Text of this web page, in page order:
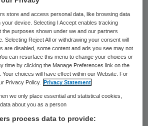
het plan om volgend jaar
op producten met veel
heeft dat besloten met
dat het ten koste zou gaan
zegt het ministerie van
store and access personal data, like browsing data
your device. Selecting I Accept enables tracking
the purposes shown under we and our partners
Selecting Reject All or withdrawing your consent will
are disabled, some content and ads you see may not
can resurface this menu to change your choices or
time by clicking the Manage Preferences link on the
Your choices will have effect within our Website. For
Privacy Policy.
Privacy Statement
we only place essential and statistical cookies,
about you as a person
process data to provide: